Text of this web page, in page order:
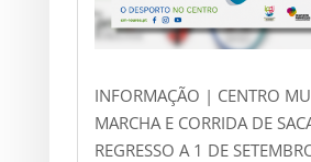
INFORMAÇÃO | CENTRO
MARCHA E CORRIDA DE
REGRESSO A 1 DE